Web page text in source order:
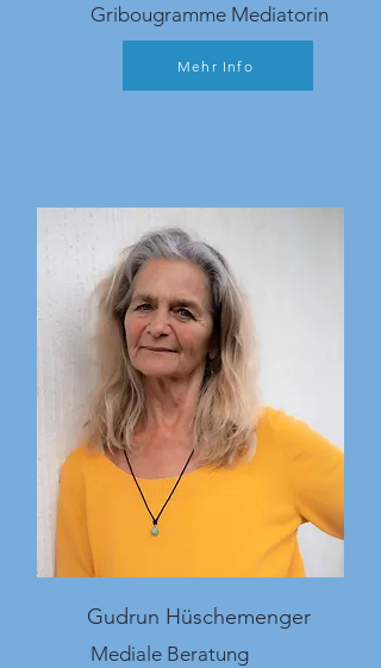
Gribougramme Mediatorin
Mehr Info
Gudrun Hüschemenger
Mediale Beratung